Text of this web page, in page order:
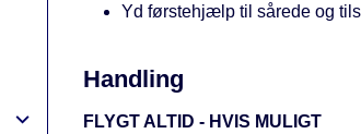
Yd førstehjælp til sårede og
Handling
FLYGT ALTID - HVIS MULIGT